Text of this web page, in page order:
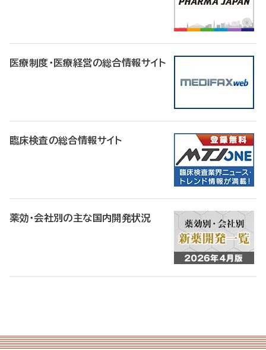
医療制度・医療経営の総合情報サイト
臨床検査の総合情報サイト
薬効・会社別の主な国内開発状況